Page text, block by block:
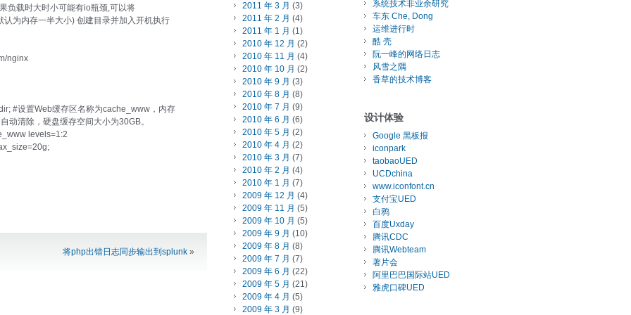
负载时大时小可能有io瓶颈,可以将
为内存一半大小) 创建目录并加入开机执行
nginx
#设置Web缓存区名称为cache_www，内存
动清除，硬盘缓存空间大小为30GB。
levels=1:2
将php出错日志同步输出到splunk »
2011 年 3 月 (3)
2011 年 2 月 (4)
2011 年 1 月 (1)
2010 年 12 月 (2)
2010 年 11 月 (4)
2010 年 10 月 (2)
2010 年 9 月 (3)
2010 年 8 月 (8)
2010 年 7 月 (9)
2010 年 6 月 (6)
2010 年 5 月 (2)
2010 年 4 月 (2)
2010 年 3 月 (7)
2010 年 2 月 (4)
2010 年 1 月 (7)
2009 年 12 月 (4)
2009 年 11 月 (5)
2009 年 10 月 (5)
2009 年 9 月 (10)
2009 年 8 月 (8)
2009 年 7 月 (7)
2009 年 6 月 (22)
2009 年 5 月 (21)
2009 年 4 月 (5)
2009 年 3 月 (9)
系统技术非业余研究
车东 Che, Dong
运维进行时
酷 壳
阮一峰的网络日志
风雪之隅
香草的技术博客
设计体验
Google 黑板报
iconpark
taobaoUED
UCDchina
www.iconfont.cn
支付宝UED
白鸦
百度Uxday
腾讯CDC
腾讯Webteam
著片会
阿里巴巴国际站UED
雅虎口碑UED